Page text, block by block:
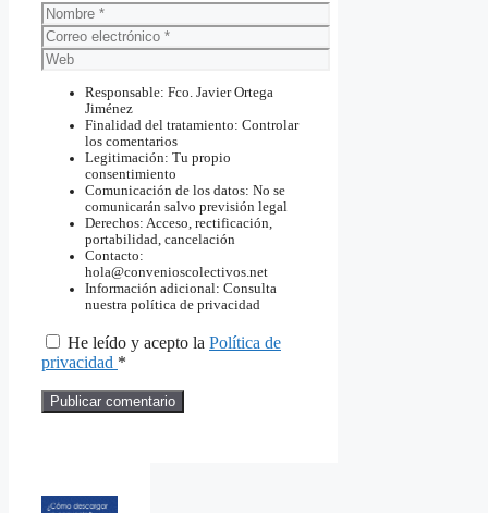
Nombre
Correo
electrónico
Web
Responsable: Fco. Javier Ortega
Jiménez
Finalidad del tratamiento: Controlar
los comentarios
Legitimación: Tu propio
consentimiento
Comunicación de los datos: No se
comunicarán salvo previsión legal
Derechos: Acceso, rectificación,
portabilidad, cancelación
Contacto:
hola@convenioscolectivos.net
Información adicional: Consulta
nuestra política de privacidad
He leído y acepto la Política de
privacidad *